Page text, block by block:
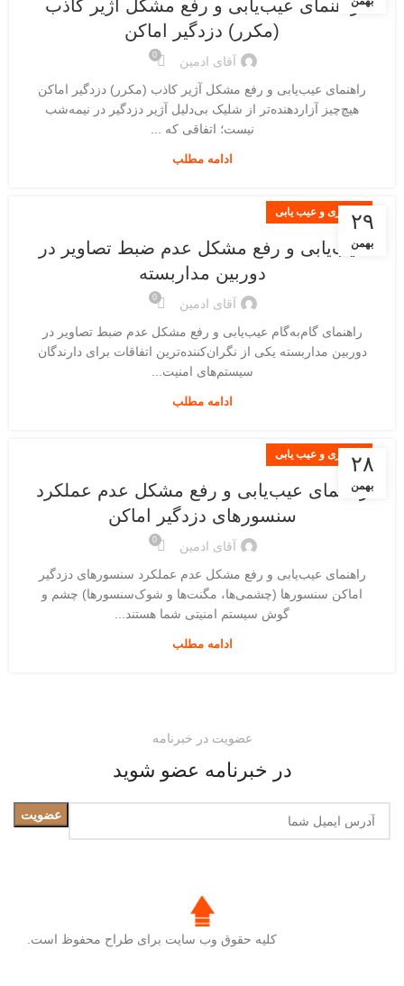
راهنمای عیب‌یابی و رفع مشکل آژیر کاذب
(مکرر) دزدگیر اماکن
آقای ادمین 0
راهنمای عیب‌یابی و رفع مشکل آژیر کاذب (مکرر) دزدگیر اماکن
هیچ‌چیز آزاردهنده‌تر از شلیک بی‌دلیل آژیر دزدگیر در نیمه‌شب
نیست؛ اتفاقی که ...
ادامه مطلب
۲۹
بهمن
نگهداری و عیب یابی
عیب‌یابی و رفع مشکل عدم ضبط تصاویر در
دوربین مداربسته
آقای ادمین 0
راهنمای گام‌به‌گام عیب‌یابی و رفع مشکل عدم ضبط تصاویر در
دوربین مداربسته یکی از نگران‌کننده‌ترین اتفاقات برای دارندگان
سیستم‌های امنیت...
ادامه مطلب
۲۸
بهمن
نگهداری و عیب یابی
راهنمای عیب‌یابی و رفع مشکل عدم عملکرد
سنسورهای دزدگیر اماکن
آقای ادمین 0
راهنمای عیب‌یابی و رفع مشکل عدم عملکرد سنسورهای دزدگیر
اماکن سنسورها (چشمی‌ها، مگنت‌ها و شوک‌سنسورها) چشم و
گوش سیستم امنیتی شما هستند...
ادامه مطلب
عضویت در خبرنامه
در خبرنامه عضو شوید
کلیه حقوق وب سایت برای طراح محفوظ است.